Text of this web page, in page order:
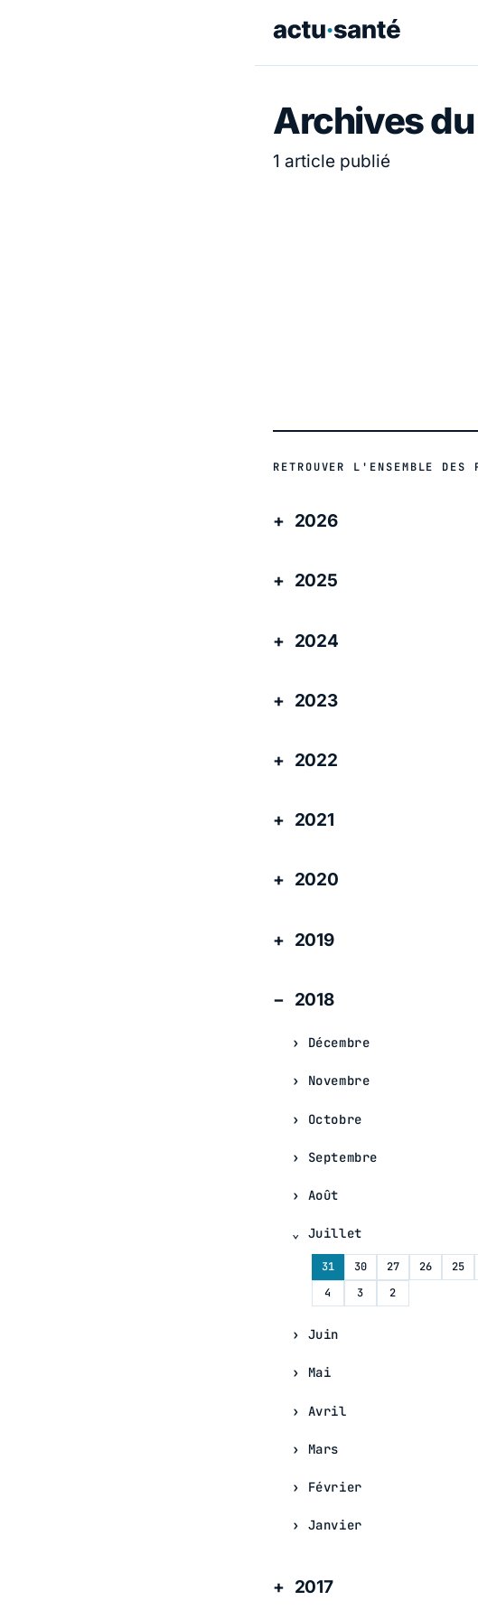
Archives
1 article publié
RETROUVER L'ENSEMBLE DES
2026
2025
2024
2023
2022
2021
2020
2019
2018
Décembre
Novembre
Octobre
Septembre
Août
Juillet
31 30 27 26 25
4
3 2
Juin
Mai
Avril
Mars
Février
Janvier
2017